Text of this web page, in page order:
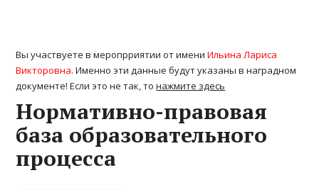
Вы участвуете в меропрриятии от имениИльина Лариса
Викторовна. Именно эти данные будут указаны в наградном
документе! Если это не так, тонажмите здесь
Нормативно-правовая
база образовательного
процесса